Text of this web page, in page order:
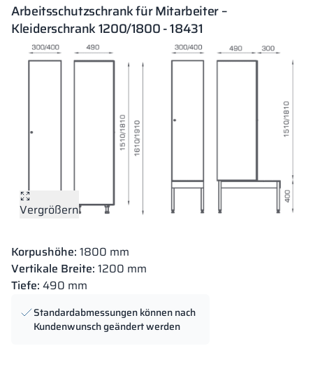
Arbeitsschutzschrank für Mitarbeiter –
Kleiderschrank 1200/1800 - 18431
Vergrößern
Korpushöhe: 1800 mm
Vertikale Breite: 1200 mm
Tiefe: 490 mm
Standardabmessungen können nach
Kundenwunsch geändert werden